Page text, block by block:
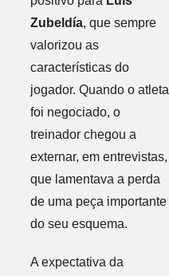
Zubeldía, que sempre
valorizou as
características do
jogador. Quando o atleta
foi negociado, o
treinador chegou a
externar, em entrevistas,
que lamentava a perda
de uma peça importante
do seu esquema.
A expectativa da